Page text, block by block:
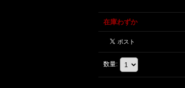
在庫わずか
数量: